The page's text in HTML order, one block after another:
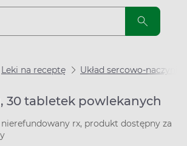
Leki na receptę Układ sercowo-
30 tabletek powlekanych
rx, produkt dostępny za